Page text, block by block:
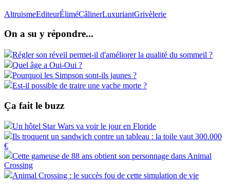
AltruismeEditeurÉliméCâlinerLuxuriantGrivèlerie
On a su y répondre...
Régler son réveil permet-il d'améliorer la qualité du sommeil ?
Quel âge a Oui-Oui ?
Pourquoi les Simpson sont-ils jaunes ?
Est-il possible de traire une vache morte ?
Ça fait le buzz
Un hôtel Star Wars va voir le jour en Floride
Ils troquent un sandwich contre un tableau : la toile vaut 300.000
€
Cette gameuse de 88 ans obtient son personnage dans Animal
Crossing
Animal Crossing : le succès fou de cette simulation de vie